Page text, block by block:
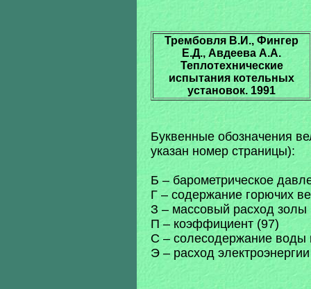
Трембовля В.И., Фингер
Е.Д., Авдеева А.А.
Теплотехнические
испытания котельных
установок. 1991
Буквенные обозначения
указан номер страницы):
Б – барометрическое
Г – содержание горючих
З – массовый расход золы
П – коэффициент (97)
С – солесодержание воды
Э – расход